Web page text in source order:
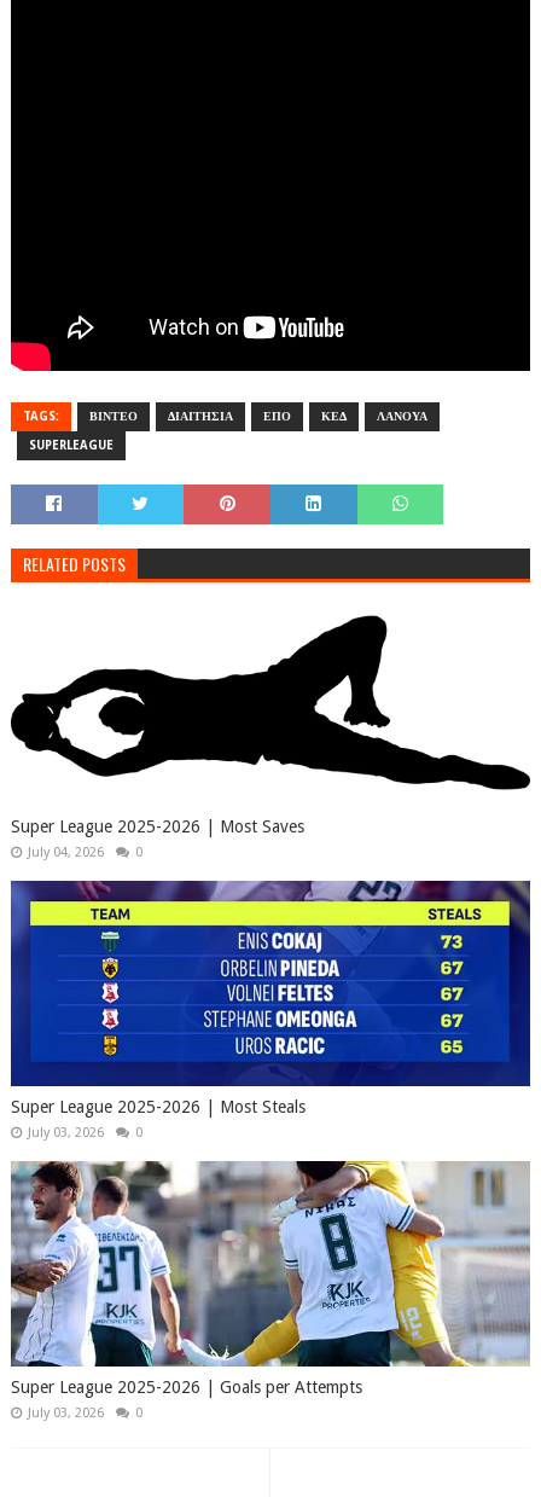
TAGS: ΒΙΝΤΕΟ ΔΙΑΙΤΗΣΙΑ ΕΠΟ ΚΕΔ ΛΑΝΟΥΑ
SUPERLEAGUE
RELATED POSTS
Super League 2025-2026 | Most Saves
July 04, 2026 0
Super League 2025-2026 | Most Steals
July 03, 2026 0
Super League 2025-2026 | Goals per Attempts
July 03, 2026 0